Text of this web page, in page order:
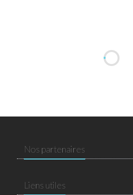
Nos partenaires
Liens utiles